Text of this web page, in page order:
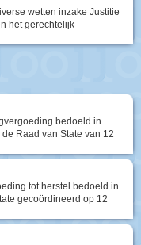
wetten inzake Justitie
het gerechtelijk
bedoeld in
Raad van State van 12
tot herstel bedoeld in
gecoördineerd op 12